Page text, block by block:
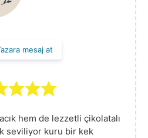
mesaj at
hem de lezzetli çikolatalı
seviliyor kuru bir kek